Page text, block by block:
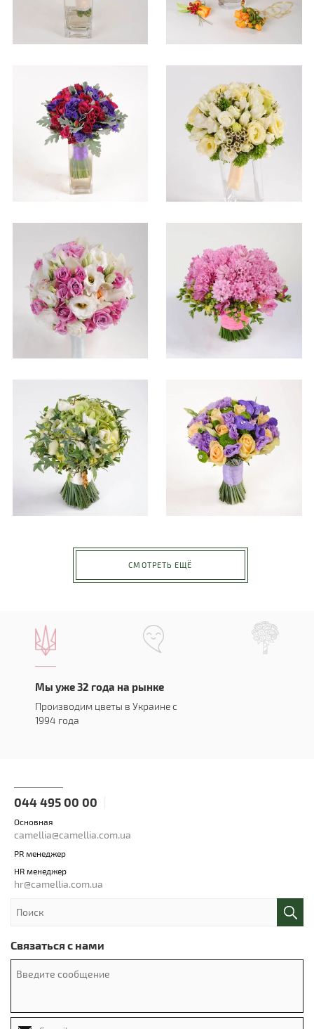
СМОТРЕТЬ ЕЩЁ
Мы уже 32 года на рынке
Производим цветы в Украине с
1994 года
044 495 00 00
Основная
camellia@camellia.com.ua
PR менеджер
HR менеджер
hr@camellia.com.ua
Связаться с нами